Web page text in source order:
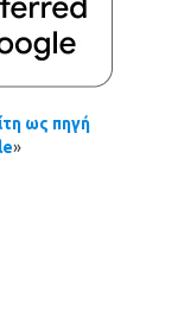
ως πηγή
»